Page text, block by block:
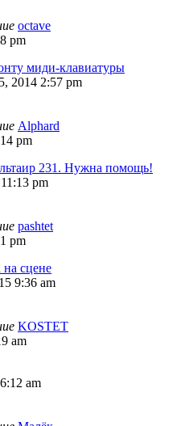
octave
pm
миди-клавиатуры
2014 2:57 pm
Alphard
pm
231. Нужна помощь!
pm
pashtet
pm
на сцене
9:36 am
KOSTET
am
am